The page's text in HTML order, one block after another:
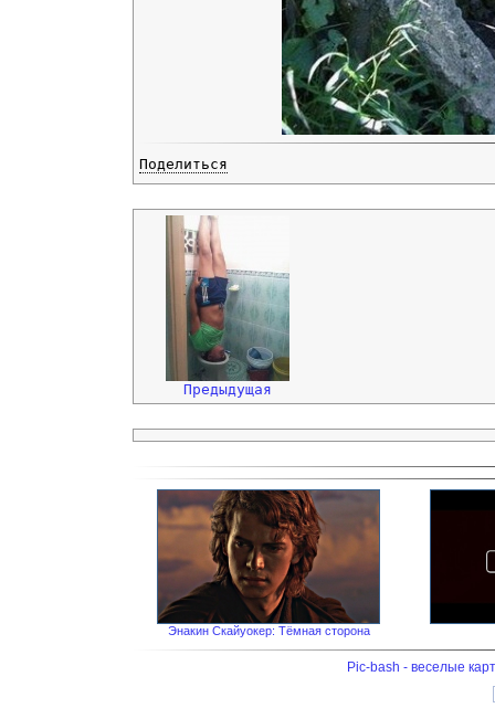
Поделиться
Предыдущая
Энакин Скайуокер: Тёмная сторона
Pic-bash - веселые